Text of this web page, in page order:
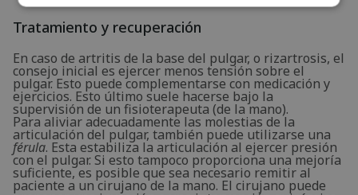
Tratamiento y recuperación
En caso de artritis de la base del pulgar, o rizartrosis, el
consejo inicial es ejercer menos tensión sobre el
pulgar. Esto puede complementarse con medicación y
ejercicios. Esto último suele hacerse bajo la
supervisión de un fisioterapeuta (de la mano).
Para aliviar adecuadamente las molestias de la
articulación del pulgar, también puede utilizarse una
férula. Esta estabiliza la articulación al ejercer presión
con el pulgar. Si esto tampoco proporciona una mejoría
suficiente, es posible que sea necesario remitir al
paciente a un cirujano de la mano. El cirujano puede